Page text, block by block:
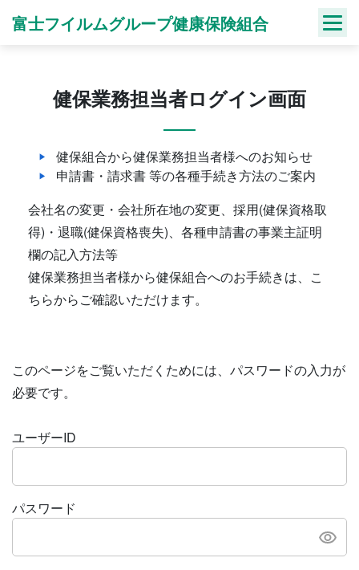
富士フイルムグループ健康保険組合
健保業務担当者ログイン画面
健保組合から健保業務担当者様へのお知らせ
申請書・請求書 等の各種手続き方法のご案内
会社名の変更・会社所在地の変更、採用(健保資格取
得)・退職(健保資格喪失)、各種申請書の事業主証明
欄の記入方法等
健保業務担当者様から健保組合へのお手続きは、こ
ちらからご確認いただけます。
このページをご覧いただくためには、パスワードの入力が
必要です。
ユーザーID
パスワード